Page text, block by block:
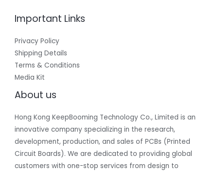
Important Links
Privacy Policy
Shipping Details
Terms & Conditions
Media Kit
About us
Hong Kong KeepBooming Technology Co., Limited is an
innovative company specializing in the research,
development, production, and sales of PCBs (Printed
Circuit Boards). We are dedicated to providing global
customers with one-stop services from design to